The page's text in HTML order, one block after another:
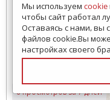
6 просмотров за 7 дней
Мы используем cookie
чтобы сайт работал
Оставаясь с нами, вы
файлов cookie.Вы
настройках своего